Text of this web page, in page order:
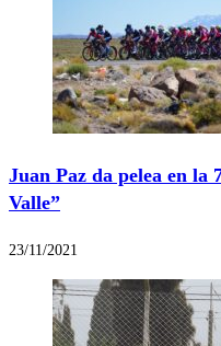
Juan Paz da pelea en la
Valle”
23/11/2021